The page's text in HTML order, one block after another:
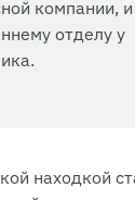
компании, и
отделу у
находкой